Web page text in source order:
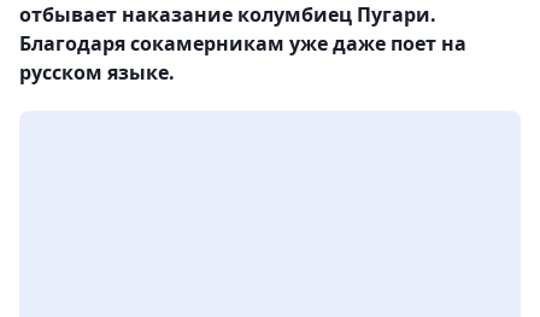
отбывает наказание колумбиец Пугари.
Благодаря сокамерникам уже даже поет на
русском языке.